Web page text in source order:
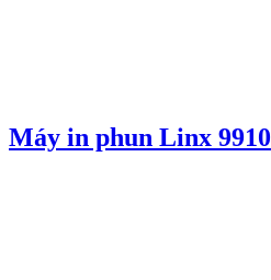
Máy in phun Linx 9910